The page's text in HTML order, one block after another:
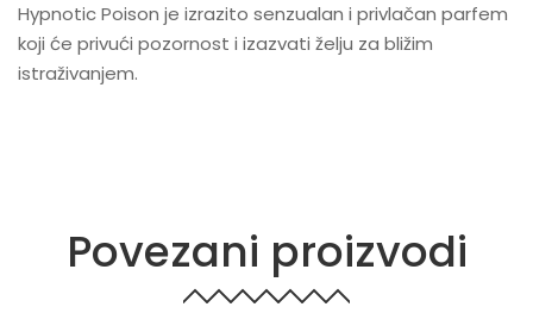
Hypnotic Poison je izrazito senzualan i privlačan parfem
koji će privući pozornost i izazvati želju za bližim
istraživanjem.
Povezani proizvodi